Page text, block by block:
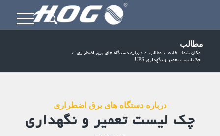
مطالب
مکان شما: خانه / مطالب / درباره دستگاه های برق اضطراری /
چک لیست تعمیر و نگهداری UPS
درباره دستگاه های برق اضطراری
چک لیست تعمیر و نگهداری